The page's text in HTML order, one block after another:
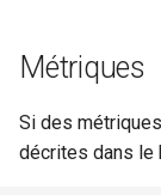
Métriques
Si des
décrites dans le